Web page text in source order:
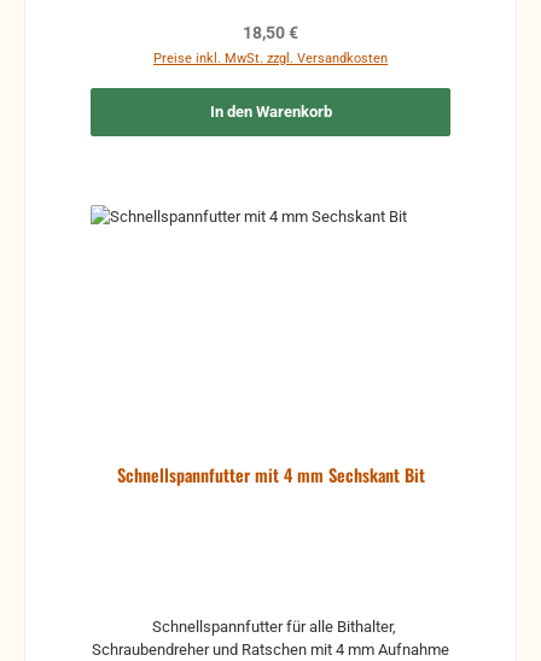
Regulärer Preis:
18,50 €
Preise inkl. MwSt. zzgl. Versandkosten
In den Warenkorb
Schnellspannfutter mit 4 mm Sechskant Bit
Schraubendreher und Ratschen mit 4 mm Aufnahme